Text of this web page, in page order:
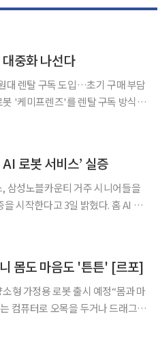
중화 나선다
대 렌탈 구독 도입…초기 구매 부담
로봇 서비스’ 실증
삼성노블카운티 거주 시니어들을
한다고 3일 밝혔다. 홈 AI 컴
몸도 마음도 '튼튼' [르포]
형 가정용 로봇 출시 예정“몸과 마